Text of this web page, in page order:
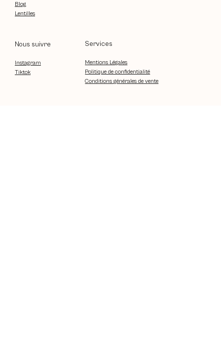
Blog
Lentilles
Nous suivre
Instagram
Tiktok
Services
Mentions Légales
Politique de confidentialité
Conditions générales de vente